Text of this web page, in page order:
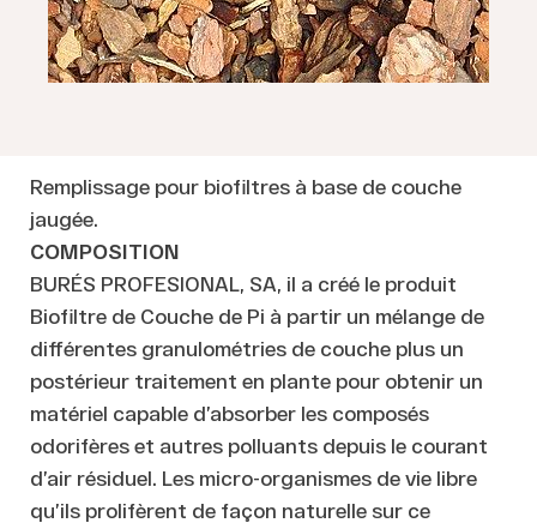
Remplissage pour biofiltres à base de couche
jaugée.
COMPOSITION
BURÉS PROFESIONAL, SA, il a créé le produit
Biofiltre de Couche de Pi à partir un mélange de
différentes granulométries de couche plus un
postérieur traitement en plante pour obtenir un
matériel capable d’absorber les composés
odorifères et autres polluants depuis le courant
d’air résiduel. Les micro-organismes de vie libre
qu’ils prolifèrent de façon naturelle sur ce